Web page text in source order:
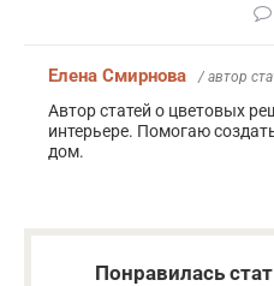
Елена Смирнова / автор
Автор статей о цветовых
интерьере. Помогаю
дом.
Понравилась